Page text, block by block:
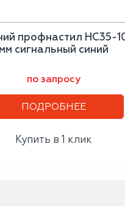
профнастил НС35-
мм сигнальный синий
по запросу
ПОДРОБНЕЕ
Купить в 1 клик